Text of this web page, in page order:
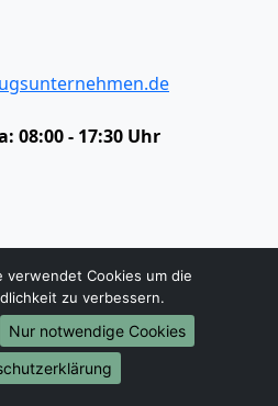
08:00 - 17:30 Uhr
Büroumzug
Laborumzug
Privatumzug
verwendet Cookies um die
zu verbessern.
Nur notwendige Cookies